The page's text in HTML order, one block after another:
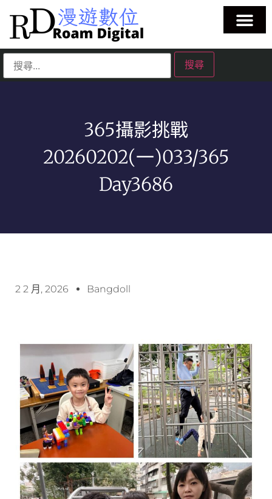
365攝影挑戰
20260202(一)033/365
Day3686
2 2 月, 2026 Bangdoll